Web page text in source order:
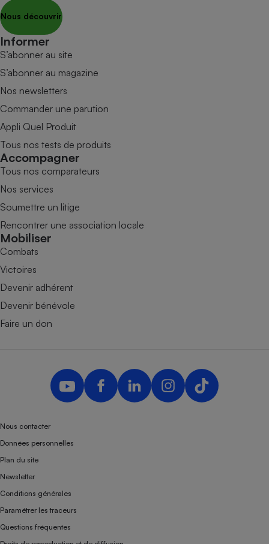
Nous découvrir
Informer
S’abonner au site
S’abonner au magazine
Nos newsletters
Commander une parution
Appli Quel Produit
Tous nos tests de produits
Accompagner
Tous nos comparateurs
Nos services
Soumettre un litige
Rencontrer une association locale
Mobiliser
Combats
Victoires
Devenir adhérent
Devenir bénévole
Faire un don
Nous contacter
Données personnelles
Plan du site
Newsletter
Conditions générales
Paramétrer les traceurs
Questions fréquentes